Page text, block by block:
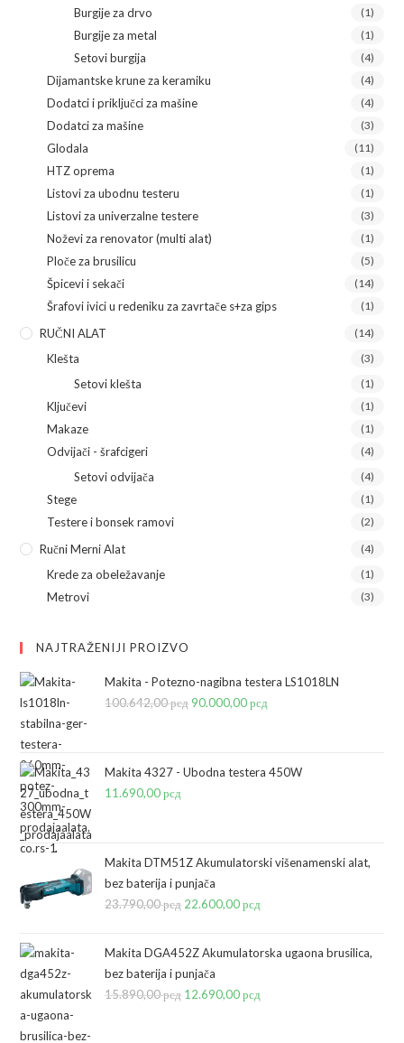
Burgije za drvo (1)
Burgije za metal (1)
Setovi burgija (4)
Dijamantske krune za keramiku (4)
Dodatci i priključci za mašine (4)
Dodatci za mašine (3)
Glodala (11)
HTZ oprema (1)
Listovi za ubodnu testeru (1)
Listovi za univerzalne testere (3)
Noževi za renovator (multi alat) (1)
Ploče za brusilicu (5)
Špicevi i sekači (14)
Šrafovi ivici u redeniku za zavrtače s+za gips (1)
RUČNI ALAT (14)
Klešta (3)
Setovi klešta (1)
Ključevi (1)
Makaze (1)
Odvijači - šrafcigeri (4)
Setovi odvijača (4)
Stege (1)
Testere i bonsek ramovi (2)
Ručni Merni Alat (4)
Krede za obeležavanje (1)
Metrovi (3)
NAJTRAŽENIJI PROIZVO
Makita - Potezno-nagibna testera LS1018LN
100.642,00рсд Originalna
bila:
90.000,00рсд
90.000,00 рсд.
Makita 4327 - Ubodna testera 450W
11.690,00рсд
Makita DTM51Z Akumulatorski višenamenski alat,
bez baterija i punjača
23.790,00рсд Originalna
je
bila:
23.790,00 рсд.
22.600,00рсд
je:
Makita DGA452Z Akumulatorska ugaona brusilica,
bez baterija i punjača
15.890,00рсд Originalna
12.690,00рсд